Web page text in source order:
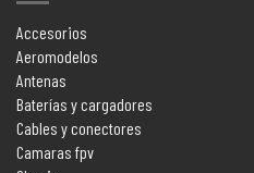
Accesorios
Aeromodelos
Antenas
Baterías y cargadores
Cables y conectores
Camaras fpv